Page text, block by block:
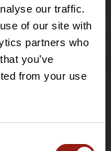
our traffic.
of our site with
partners who
you’ve
from your use